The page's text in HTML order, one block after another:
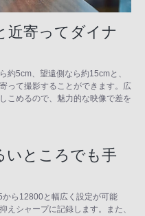
近寄ってダイナ
約5cm、望遠側なら約15cmと、
って撮影することができます。広
こめるので、魅力的な映像で差を
いところでも手
から12800と幅広く設定が可能
えシャープに記録します。また、